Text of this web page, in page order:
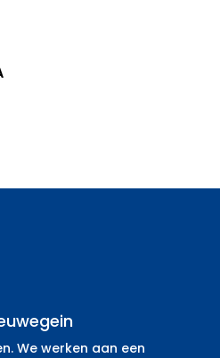
We werken aan een